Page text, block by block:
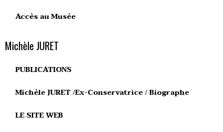
Accès au Musée
Michèle JURET
PUBLICATIONS
Michèle JURET /Ex-Conservatrice / Biographe
LE SITE WEB